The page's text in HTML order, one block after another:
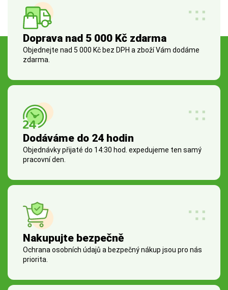
Doprava nad 5 000 Kč zdarma
Objednejte nad 5 000 Kč bez DPH a zboží Vám dodáme
zdarma.
Dodáváme do 24 hodin
Objednávky přijaté do 14:30 hod. expedujeme ten samý
pracovní den.
Nakupujte bezpečně
Ochrana osobních údajů a bezpečný nákup jsou pro nás
priorita.